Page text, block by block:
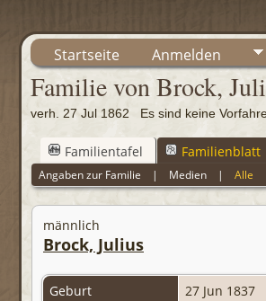
Startseite Anmelden
Familie von Brock,
verh. 27 Jul 1862 Es sind keine
Familientafel Familienblatt
Angaben zur Familie | Medien |Alle
männlich
Brock, Julius
Geburt 27 Jun 1837